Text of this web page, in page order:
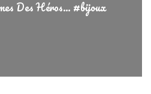
Des Héros… #bijoux